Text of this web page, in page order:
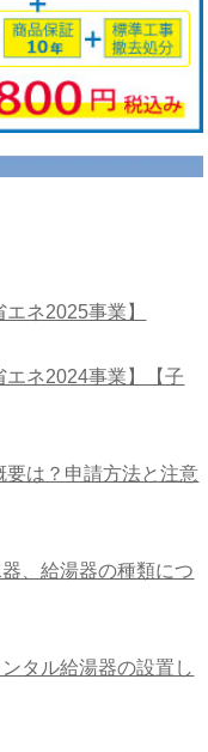
ネ2025事業】
ネ2024事業】【子
要は？申請方法と注意
、給湯器の種類につ
タル給湯器の設置し